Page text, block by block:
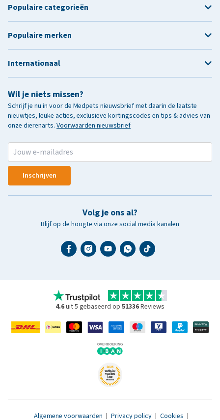
Wil je niets missen?
Schrijf je nu in voor de Medpets nieuwsbrief met daarin de laatste
nieuwtjes, leuke acties, exclusieve kortingscodes en tips & advies van
onze dierenarts. Voorwaarden nieuwsbrief
Inschrijven
Volg je ons al?
Blijf op de hoogte via onze social media kanalen
Populaire categorieën
Populaire merken
Internationaal
4.6uit 5 gebaseerd op 51336Reviews
Algemene voorwaarden | Privacy policy | Cookies |